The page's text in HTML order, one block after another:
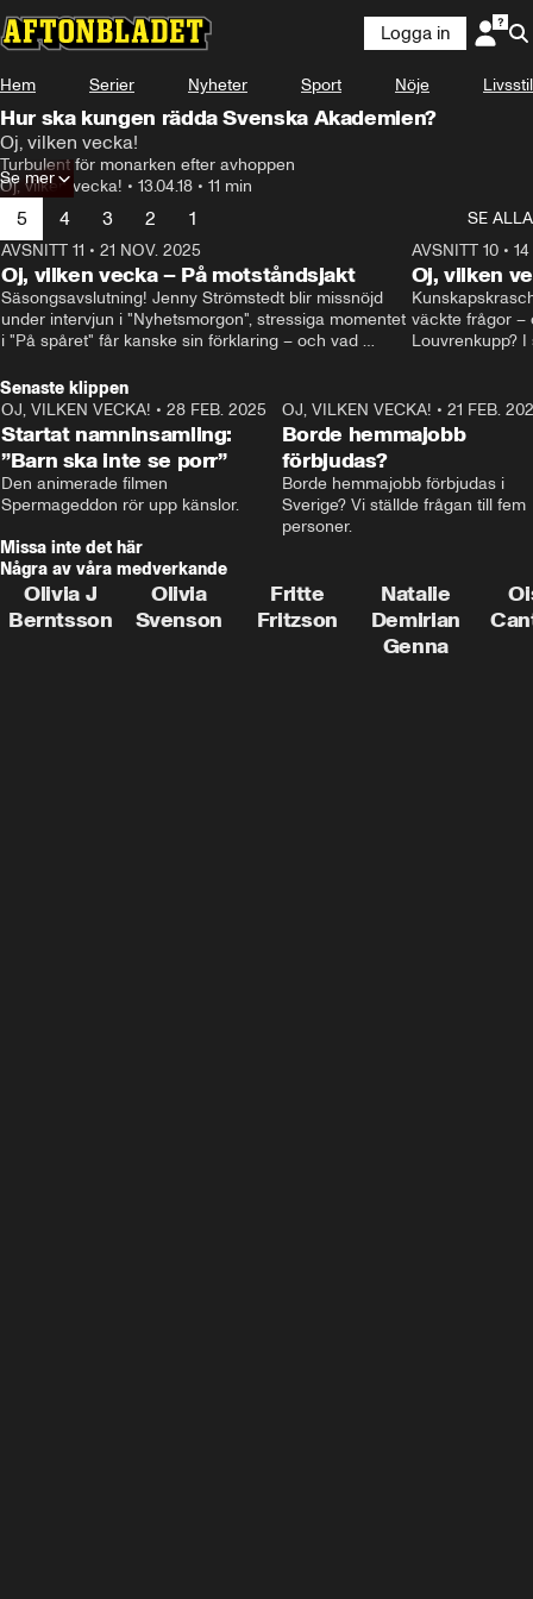
Logga in
Hem Serier Nyheter Sport Nöje Livsstil
Hur ska kungen rädda Svenska Akademien?
Oj, vilken vecka!
Turbulent för monarken efter avhoppen
Oj, vilken vecka! • 13.04.18 • 11 min
Se mer
5 4 3 2 1
SE ALLA
AVSNITT 11 • 21 NOV. 2025
Oj, vilken vecka – På motståndsjakt
Säsongsavslutning! Jenny Strömstedt blir missnöjd
under intervjun i "Nyhetsmorgon", stressiga momentet
i "På spåret" får kanske sin förklaring – och vad
Cantwell och Karin Pettersson.
AVSNITT 10•
Oj, vilken
väckte frågor –
Louvrenkupp?
Senaste klippen
2:40
OJ, VILKEN VECKA! • 28 FEB. 2025
Startat namninsamling:
”Barn ska inte se porr”
Den animerade filmen
Spermageddon rör upp känslor.
OJ, VILKEN VECKA! • 21 FEB.
Borde hemmajobb
förbjudas?
Borde hemmajobb förbjudas i
Sverige? Vi ställde frågan till fem
personer.
Missa inte det här
Några av våra medverkande
Olivia J
Berntsson
Olivia
Svenson
Fritte
Fritzson
Natalie
Demirian
Genna